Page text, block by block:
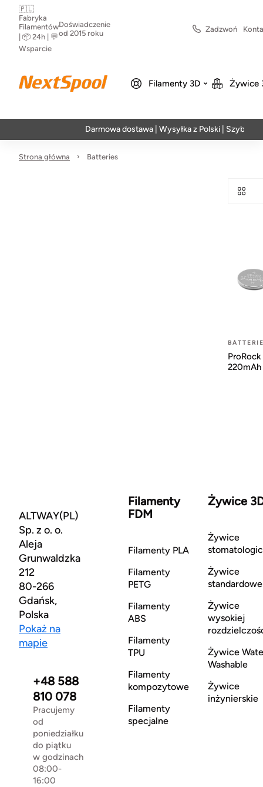
🇵🇱
Fabryka
Filamentów
| 📦 24h | 💬
Wsparcie
Doświadczenie
od 2015 roku
Zadzwoń
Filamenty 3D Żywice
Darmowa dostawa | Wysyłka z Polski | Szybka
Strona główna Batteries
220mAh
ALTWAY(PL)
Sp. z o. o.
Aleja
Grunwaldzka
212
80-266
Gdańsk,
Polska
Pokaż na
mapie
+48 588
810 078
Pracujemy
od
poniedziałku
do piątku
w godzinach
08:00-
16:00
Filamenty
FDM
Filamenty PLA
Filamenty
PETG
Filamenty
ABS
Filamenty
TPU
Filamenty
kompozytowe
Filamenty
specjalne
Żywice
Żywice
Żywice
standardowe
Żywice
wysokiej
Żywice
Washable
Żywice
inżynierskie